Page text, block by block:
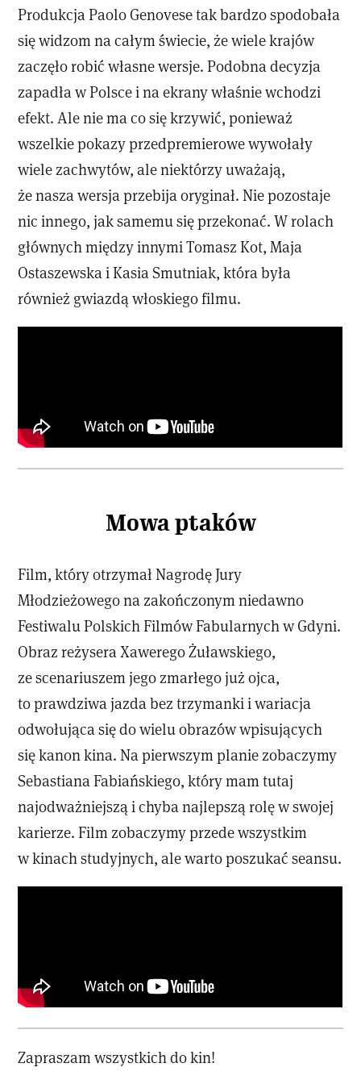
Produkcja Paolo Genovese tak bardzo spodobała
się widzom na całym świecie, że wiele krajów
zaczęło robić własne wersje. Podobna decyzja
zapadła w Polsce i na ekrany właśnie wchodzi
efekt. Ale nie ma co się krzywić, ponieważ
wszelkie pokazy przedpremierowe wywołały
wiele zachwytów, ale niektórzy uważają,
że nasza wersja przebija oryginał. Nie pozostaje
nic innego, jak samemu się przekonać. W rolach
głównych między innymi Tomasz Kot, Maja
Ostaszewska i Kasia Smutniak, która była
również gwiazdą włoskiego filmu.
Mowa ptaków
Film, który otrzymał Nagrodę Jury
Młodzieżowego na zakończonym niedawno
Festiwalu Polskich Filmów Fabularnych w Gdyni.
Obraz reżysera Xawerego Żuławskiego,
ze scenariuszem jego zmarłego już ojca,
to prawdziwa jazda bez trzymanki i wariacja
odwołująca się do wielu obrazów wpisujących
się kanon kina. Na pierwszym planie zobaczymy
Sebastiana Fabiańskiego, który mam tutaj
najodważniejszą i chyba najlepszą rolę w swojej
karierze. Film zobaczymy przede wszystkim
w kinach studyjnych, ale warto poszukać seansu.
Zapraszam wszystkich do kin!